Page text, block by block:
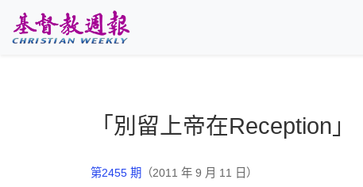
「別留上帝在Reception」
第2455 期 （2011 年 9 月 11 日）